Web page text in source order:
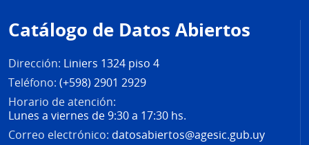
de
página
Catálogo de Datos Abiertos
Dirección: Liniers 1324 piso 4
Teléfono: (+598) 2901 2929
Horario de atención:
Lunes a viernes de 9:30 a 17:30 hs.
Correo electrónico: datosabiertos@agesic.gub.uy